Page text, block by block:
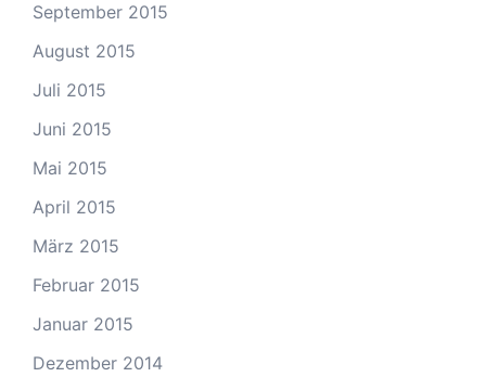
September 2015
August 2015
Juli 2015
Juni 2015
Mai 2015
April 2015
März 2015
Februar 2015
Januar 2015
Dezember 2014